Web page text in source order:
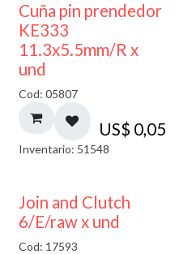
Cuña pin prendedor
KE333
11.3x5.5mm/R x
und
Cod: 05807
US$ 0,05
Inventario: 51548
Join and Clutch
6/E/raw x und
Cod: 17593